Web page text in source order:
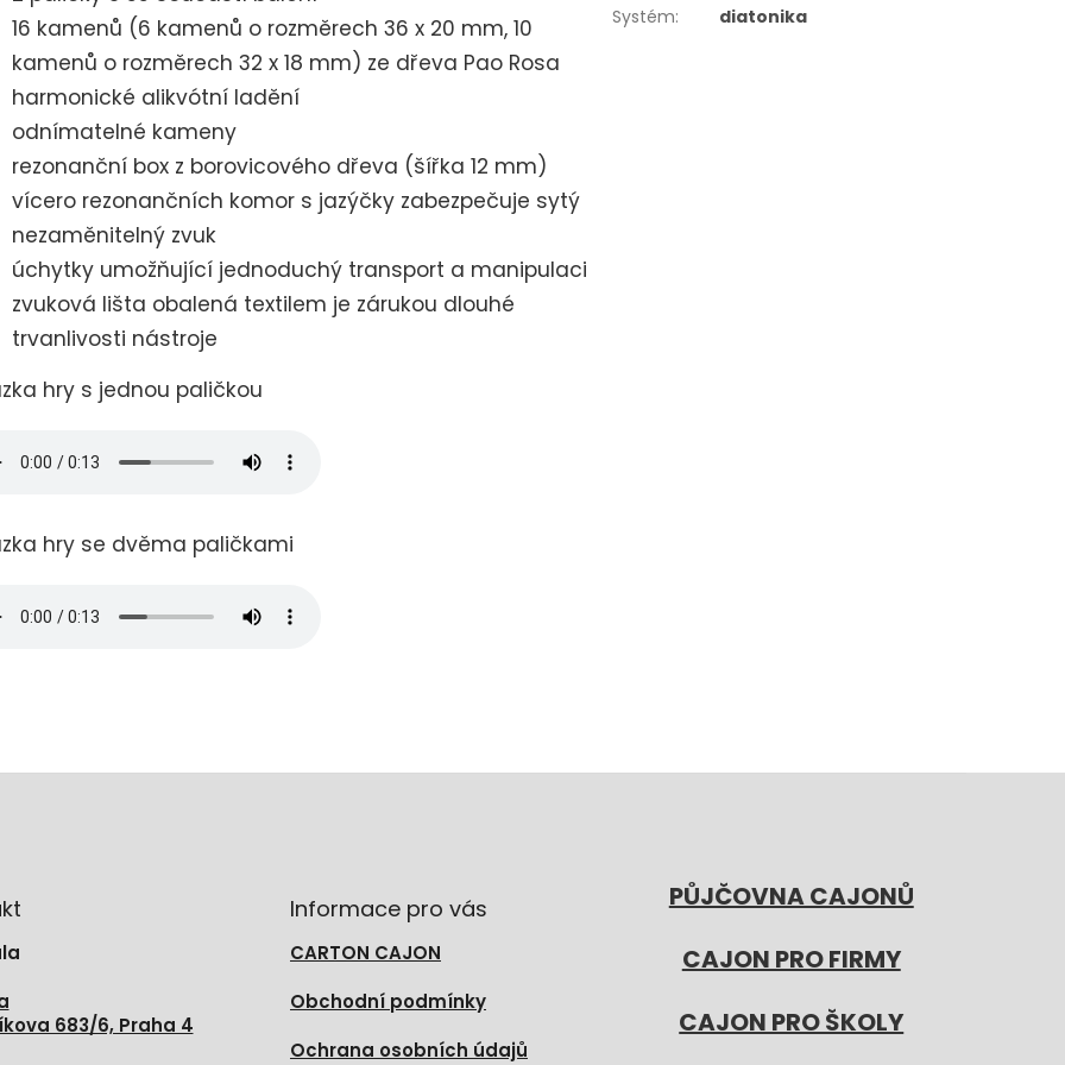
16 kamenů (6 kamenů o rozměrech 36 x 20 mm, 10
kamenů o rozměrech 32 x 18 mm) ze dřeva Pao Rosa
harmonické alikvótní ladění
odnímatelné kameny
rezonanční box z borovicového dřeva (šířka 12 mm)
vícero rezonančních komor s jazýčky zabezpečuje sytý
nezaměnitelný zvuk
úchytky umožňující jednoduchý transport a manipulaci
zvuková lišta obalená textilem je zárukou dlouhé
trvanlivosti nástroje
hry s jednou paličkou
hry se dvěma paličkami
Systém: diatonika
683/6, Praha 4
Informace pro vás
CARTON CAJON
Obchodní podmínky
Ochrana osobních údajů
PŮJČOVNA CAJONŮ
CAJON PRO FIRMY
CAJON PRO ŠKOLY